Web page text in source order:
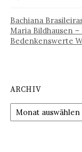
Bachiana
Maria Bildhausen –
Bedenkenswerte
ARCHIV
Archiv